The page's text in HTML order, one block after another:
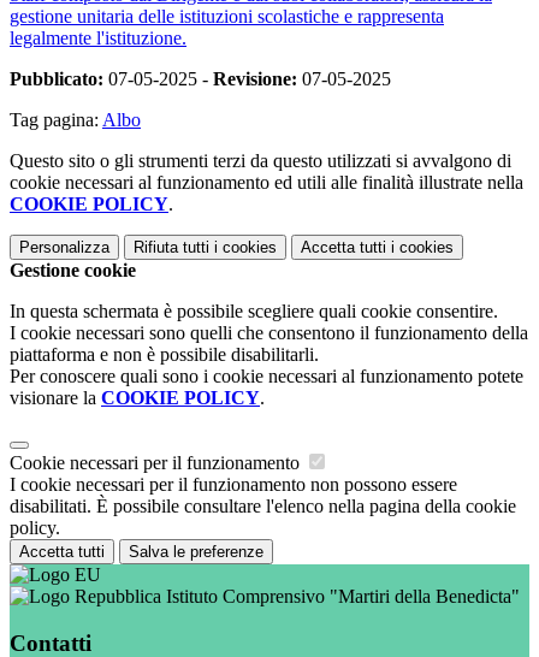
gestione unitaria delle istituzioni scolastiche e rappresenta
legalmente l'istituzione.
Pubblicato: 07-05-2025 - Revisione: 07-05-2025
Tag pagina: Albo
Questo sito o gli strumenti terzi da questo utilizzati si avvalgono di
cookie necessari al funzionamento ed utili alle finalità illustrate nella
COOKIE POLICY.
Personalizza Rifiuta tutti i cookies Accetta tutti i cookies
Gestione cookie
In questa schermata è possibile scegliere quali cookie consentire.
I cookie necessari sono quelli che consentono il funzionamento della
piattaforma e non è possibile disabilitarli.
Per conoscere quali sono i cookie necessari al funzionamento potete
visionare la COOKIE POLICY.
Cookie necessari per il funzionamento
I cookie necessari per il funzionamento non possono essere
disabilitati. È possibile consultare l'elenco nella pagina della cookie
policy.
Accetta tutti Salva le preferenze
Istituto Comprensivo "Martiri della Benedicta"
Contatti